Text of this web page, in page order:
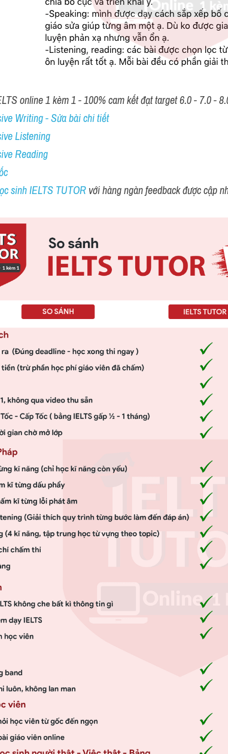
online 1 kèm 1 - 100% cam kết đạt target 6.0 - 7.0 -
Writing - Sửa bài chi tiết
Listening
Reading
sinh IELTS TUTOR với hàng ngàn feedback được cập